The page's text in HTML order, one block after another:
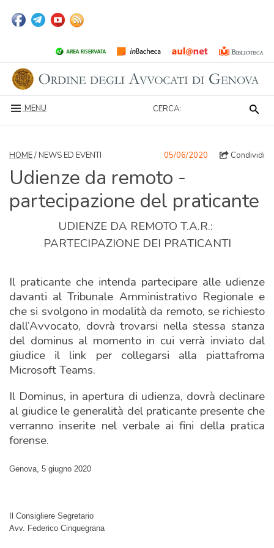
MENU CERCA:
HOME/ NEWS ED EVENTI 05/06/2020 Condividi
Udienze da remoto -
partecipazione del praticante
UDIENZE DA REMOTO T.A.R.:
PARTECIPAZIONE DEI PRATICANTI
Il praticante che intenda partecipare alle udienze
davanti al Tribunale Amministrativo Regionale e
che si svolgono in modalità da remoto, se richiesto
dall’Avvocato, dovrà trovarsi nella stessa stanza
del dominus al momento in cui verrà inviato dal
giudice il link per collegarsi alla piattafroma
Microsoft Teams.
Il Dominus, in apertura di udienza, dovrà declinare
al giudice le generalità del praticante presente che
verranno inserite nel verbale ai fini della pratica
forense.
Genova, 5 giugno 2020
Il Consigliere Segretario
Avv. Federico Cinquegrana